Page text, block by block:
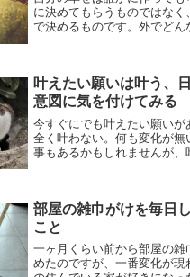
に決めてもらうものではなく
で決めるものです。外でどん
ることに全力投球するのが...
叶えたい願いは叶う、
意図に気を付けてみる
今すぐにでも叶えたい願いが
全く叶わない。何も変化が無
事もあるかもしれませんが、
た願い事が知らないうちに...
部屋の雑巾がけを毎日
こと
一ヶ月くらい前から部屋の雑
めたのですが、一番変化が現